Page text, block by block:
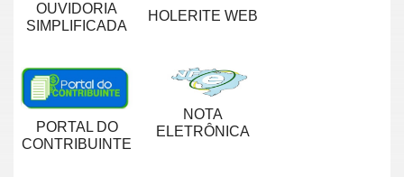
OUVIDORIA
SIMPLIFICADA
HOLERITE WEB
PORTAL DO
CONTRIBUINTE
NOTA
ELETRÔNICA